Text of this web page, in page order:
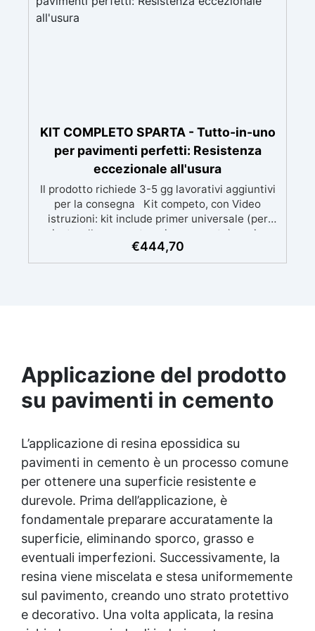
Rinnovandolo con una sola passata. 🔹 Senza
demolizioni, su qualsiasi superficie edile:
giorno successivo
KIT COMPLETO SPARTA - Tutto-in-uno
per pavimenti perfetti: Resistenza
eccezionale all'usura
Il prodotto richiede 3-5 gg lavorativi aggiuntivi
per la consegna Kit competo, con Video
istruzioni: kit include primer universale (per
piasterelle, cemento, microcemento) resina
rivestimento antigraffio, pronto all'uso!
Massima resistenza all'usura: il sistema
anche per utenti non professionisti.​ Finitura
estetica personalizzabile: inclusi paillettes
decorativi per creare pavimenti con effetti unici
e brillanti.​​ Versatilità d'uso: adatto per
che richiedono pavimenti resistenti e di qualità
superiore. La quantità di flakes dipende dal
design scelto (copertura parziale o totale). Il
consumo consigliato di 0,15–0,2 kg/m² si basa
su una copertura parziale. Per una copertura
totale, è necessario raddoppiare la quantità
consigliata. Sparta Top: Consumo consigliato:
0,2 kg/m². Si prega di rispettare questa
indicazione, poiché la quantità del prodotto è
calcolata in base a questo consumo. ​
€444,70
Applicazione del prodotto
su pavimenti in cemento
L’applicazione di resina epossidica su
pavimenti in cemento è un processo comune
per ottenere una superficie resistente e
durevole. Prima dell’applicazione, è
fondamentale preparare accuratamente la
superficie, eliminando sporco, grasso e
eventuali imperfezioni. Successivamente, la
resina viene miscelata e stesa uniformemente
sul pavimento, creando uno strato protettivo
e decorativo. Una volta applicata, la resina